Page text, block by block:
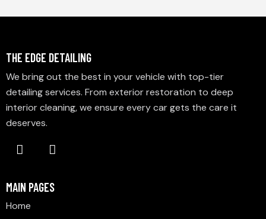
THE EDGE DETAILING
We bring out the best in your vehicle with top-tier
detailing services. From exterior restoration to deep
interior cleaning, we ensure every car gets the care it
deserves.
MAIN PAGES
Home